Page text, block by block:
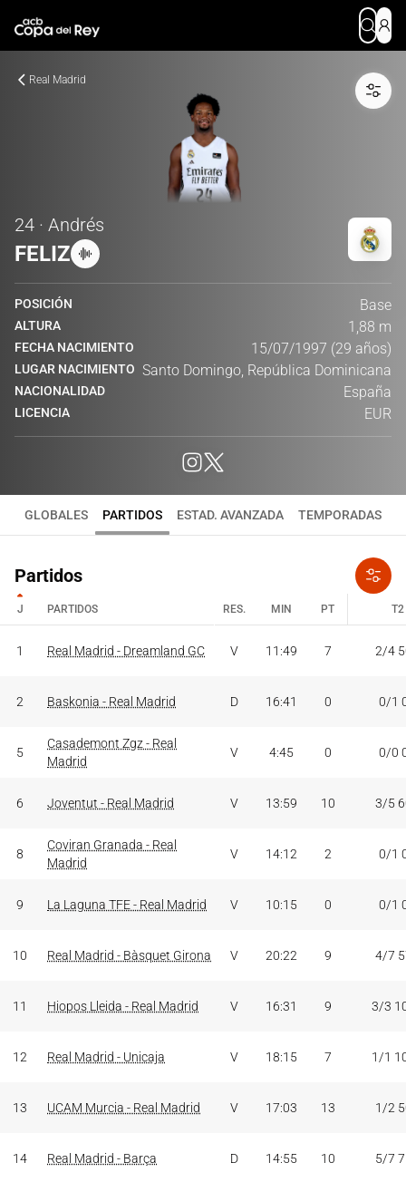
Real Madrid
24 · Andrés
FELIZ
POSICIÓN Base
ALTURA 1,88 m
FECHA NACIMIENTO 15/07/1997 (29 años)
LUGAR NACIMIENTO Santo Domingo, República Dominicana
NACIONALIDAD España
LICENCIA EUR
GLOBALES PARTIDOS ESTAD. AVANZADA TEMPORADAS
Partidos
J PARTIDOS RES. MIN PT T2
1 Real Madrid - Dreamland GC V 11:49 7 2/4
2 Baskonia - Real Madrid D 16:41 0 0/1
5
Casademont Zgz - Real
Madrid
V 4:45 0 0/0
6 Joventut - Real Madrid V 13:59 10 3/5
8
Coviran Granada - Real
Madrid
V 14:12 2 0/1
9 La Laguna TFE - Real Madrid V 10:15 0 0/1
10 Real Madrid - Bàsquet Girona V 20:22 9 4/7
11 Hiopos Lleida - Real Madrid V 16:31 9 3/3
12 Real Madrid - Unicaja V 18:15 7 1/1
13 UCAM Murcia - Real Madrid V 17:03 13 1/2
14 Real Madrid - Barça D 14:55 10 5/7